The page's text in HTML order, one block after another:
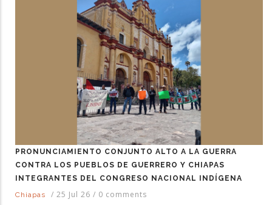
PRONUNCIAMIENTO CONJUNTO ALTO A LA GUERRA
CONTRA LOS PUEBLOS DE GUERRERO Y CHIAPAS
INTEGRANTES DEL CONGRESO NACIONAL INDÍGENA
Chiapas
/ 25 Jul 26 / 0 comments